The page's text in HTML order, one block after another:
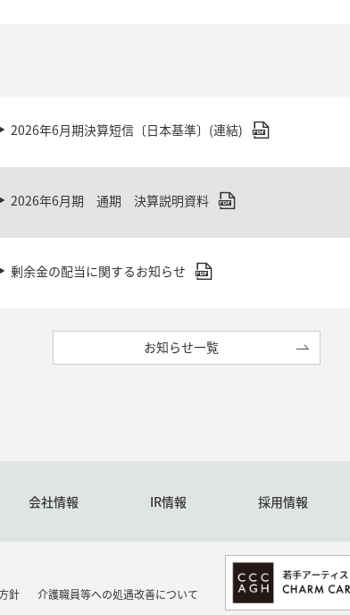
2026年6月期決算短信〔日本基準〕(連結)
2026年6月期 通期 決算説明資料
剰余金の配当に関するお知らせ
お知らせ一覧
会社情報 IR情報 採用情報
針 介護職員等への処遇改善について